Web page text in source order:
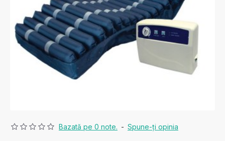
Bazată pe 0 note. - Spune-ţi opinia